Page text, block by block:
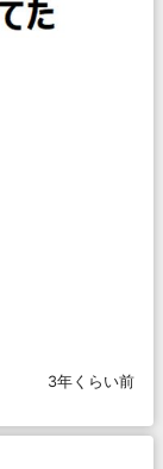
3年くらい前